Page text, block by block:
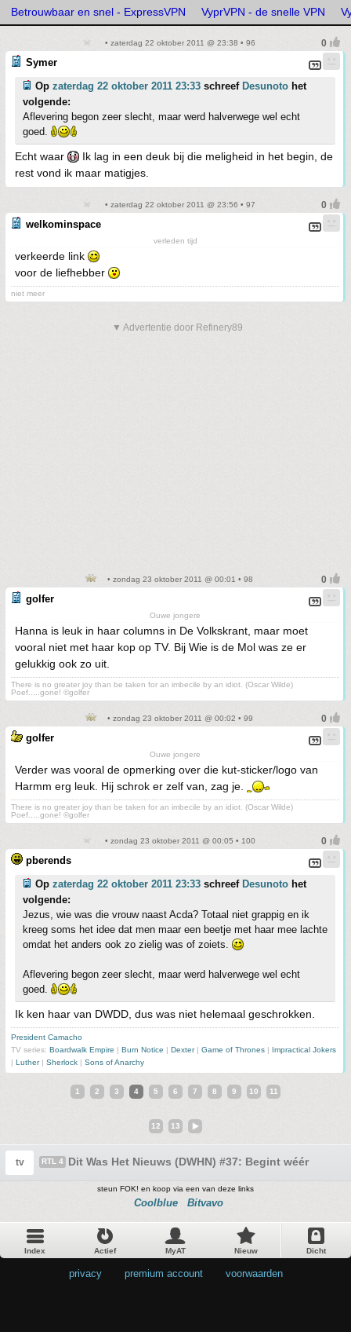
Betrouwbaar en snel - ExpressVPN VyprVPN - de snelle VPN
• zaterdag 22 oktober 2011 @ 23:38 • 96
Symer
Op zaterdag 22 oktober 2011 23:33 schreef Desunoto het
volgende:
Aflevering begon zeer slecht, maar werd halverwege wel echt
goed.
Echt waar
Ik lag in een deuk bij die meligheid in het begin, de
rest vond ik maar matigjes.
• zaterdag 22 oktober 2011 @ 23:56 • 97
welkominspace
verleden tijd
verkeerde link
voor de liefhebber
niet meer
▼ Advertentie door Refinery89
• zondag 23 oktober 2011 @ 00:01 • 98
golfer
Ouwe jongere
Hanna is leuk in haar columns in De Volkskrant, maar moet
vooral niet met haar kop op TV. Bij Wie is de Mol was ze er
gelukkig ook zo uit.
There is no greater joy than be taken for an imbecile by an idiot. (Oscar Wilde)
Poef.....gone! ©golfer
• zondag 23 oktober 2011 @ 00:02 • 99
golfer
Ouwe jongere
Verder was vooral de opmerking over die kut-sticker/logo van
Harmm erg leuk. Hij schrok er zelf van, zag je.
There is no greater joy than be taken for an imbecile by an idiot. (Oscar Wilde)
Poef.....gone! ©golfer
• zondag 23 oktober 2011 @ 00:05 • 100
pberends
Op zaterdag 22 oktober 2011 23:33 schreef Desunoto het
volgende:
Jezus, wie was die vrouw naast Acda? Totaal niet grappig en ik
kreeg soms het idee dat men maar een beetje met haar mee lachte
omdat het anders ook zo zielig was of zoiets.
Aflevering begon zeer slecht, maar werd halverwege wel echt
goed.
Ik ken haar van DWDD, dus was niet helemaal geschrokken.
President Camacho
TV series: Boardwalk Empire | Burn Notice | Dexter| Game of Thrones | Impractical Jokers
| Luther| Sherlock | Sons of Anarchy
1 2 3 4 5 6 7 8 9 10 11
12 13
tv RTL 4 Dit Was Het Nieuws (DWHN) #37: Begint wéér te
steun FOK! en koop via een van deze links
Coolblue Bitvavo
Index Actief MyAT Nieuw Dicht
privacy premium account voorwaarden